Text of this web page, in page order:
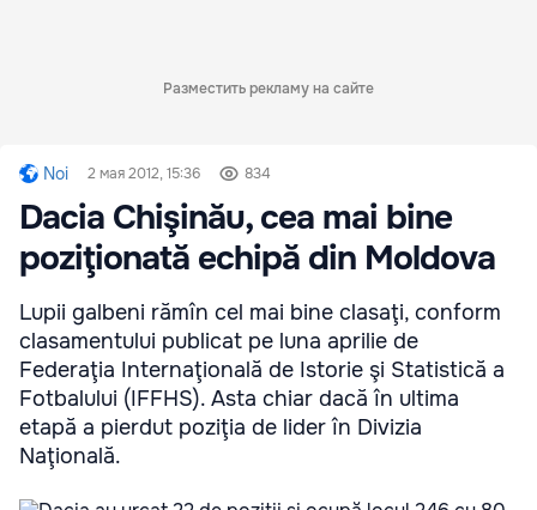
Разместить рекламу на сайте
Noi 2 мая 2012, 15:36 834
Dacia Chişinău, cea mai bine
poziţionată echipă din Moldova
Lupii galbeni rămîn cel mai bine clasaţi, conform
clasamentului publicat pe luna aprilie de
Federaţia Internaţională de Istorie şi Statistică a
Fotbalului (IFFHS). Asta chiar dacă în ultima
etapă a pierdut poziţia de lider în Divizia
Naţională.